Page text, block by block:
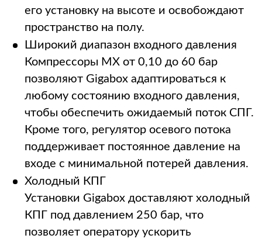
его установку на высоте и освобождают
пространство на полу.
Широкий диапазон входного давления
Компрессоры MX от 0,10 до 60 бар
позволяют Gigabox адаптироваться к
любому состоянию входного давления,
чтобы обеспечить ожидаемый поток СПГ.
Кроме того, регулятор осевого потока
поддерживает постоянное давление на
входе с минимальной потерей давления.
Холодный КПГ
Установки Gigabox доставляют холодный
КПГ под давлением 250 бар, что
позволяет оператору ускорить